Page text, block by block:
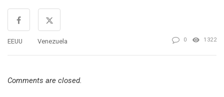
EEUU Venezuela 0 1322
Comments are closed.